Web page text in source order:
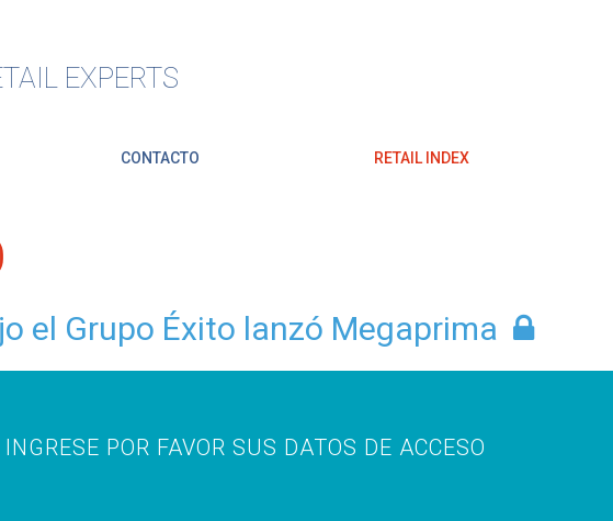
EXPERTS
CONTACTO RETAIL INDEX
el Grupo Éxito lanzó Megaprima
INGRESE POR FAVOR SUS DATOS DE ACCESO